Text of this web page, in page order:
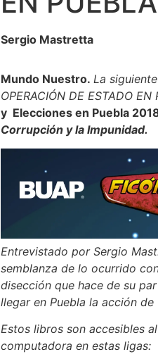
Sergio Mastretta
Mundo Nuestro. La
OPERACIÓN DE ESTADO
y Elecciones en Puebla
Corrupción y la Impunidad.
Entrevistado por Sergio
semblanza de lo ocurrido
disección que hace de su
llegar en Puebla la acción
Estos libros son accesibles
computadora en estas ligas: